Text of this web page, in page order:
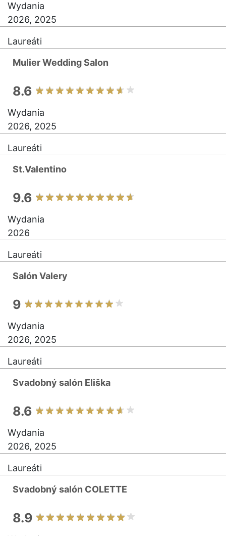
Wydania
2026, 2025
Laureáti
Mulier Wedding Salon
8.6
Wydania
2026, 2025
Laureáti
St.Valentino
9.6
Wydania
2026
Laureáti
Salón Valery
9
Wydania
2026, 2025
Laureáti
Svadobný salón Eliška
8.6
Wydania
2026, 2025
Laureáti
Svadobný salón COLETTE
8.9